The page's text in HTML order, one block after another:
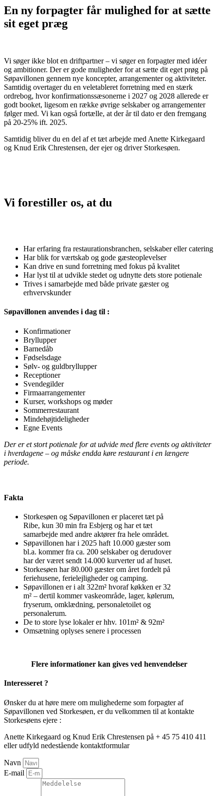
En ny forpagter får mulighed for at sætte
sit eget præg
Vi søger ikke blot en driftpartner – vi søger en forpagter med idéer
og ambitioner. Der er gode muligheder for at sætte dit eget prøg på
Søpavillonen gennem nye koncepter, arrangementer og aktiviteter.
Samtidig overtager du en veletableret forretning med en stærk
ordrebog, hvor konfirmationssæsonerne i 2027 og 2028 allerede er
godt booket, ligesom en række øvrige selskaber og arrangementer
følger med. Vi kan også fortælle, at der år til dato er den fremgang
på 20-25% ift. 2025.
Samtidig bliver du en del af et tæt arbejde med Anette Kirkegaard
og Knud Erik Chrestensen, der ejer og driver Storkesøen.
Vi forestiller os, at du
Har erfaring fra restaurationsbranchen, selskaber eller catering
Har blik for værtskab og gode gæsteoplevelser
Kan drive en sund forretning med fokus på kvalitet
Har lyst til at udvikle stedet og udnytte dets store potienale
Trives i samarbejde med både private gæster og
erhvervskunder
Søpavillonen anvendes i dag til :
Konfirmationer
Bryllupper
Barnedåb
Fødselsdage
Sølv- og guldbryllupper
Receptioner
Svendegilder
Firmaarrangementer
Kurser, workshops og møder
Sommerrestaurant
Mindehøjtideligheder
Egne Events
Der er et stort potienale for at udvide med flere events og aktiviteter
i hverdagene – og måske endda køre restaurant i en længere
periode.
Fakta
Storkesøen og Søpavillonen er placeret tæt på
Ribe, kun 30 min fra Esbjerg og har et tæt
samarbejde med andre aktører fra hele området.
Søpavillonen har i 2025 haft 10.000 gæster som
bl.a. kommer fra ca. 200 selskaber og derudover
har der været sendt 14.000 kurverter ud af huset.
Storkesøen har 80.000 gæster om året fordelt på
feriehusene, ferielejligheder og camping.
Søpavillonen er i alt 322m² hvoraf køkken er 32
m² – dertil kommer vaskeområde, lager, kølerum,
fryserum, omklædning, personaletoilet og
personalerum.
De to store lyse lokaler er hhv. 101m² & 92m²
Omsætning oplyses senere i processen
Flere informationer kan gives ved henvendelser
Interesseret ?
Ønsker du at høre mere om mulighederne som forpagter af
Søpavillonen ved Storkesøen, er du velkommen til at kontakte
Storkesøens ejere :
Anette Kirkegaard og Knud Erik Chrestensen på + 45 75 410 411
eller udfyld nedestående kontaktformular
Navn
E-mail